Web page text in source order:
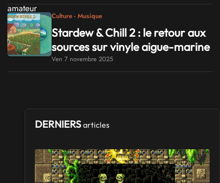
Culture - Musique
Stardew & Chill 2 : le retour aux
sources sur vinyle aigue-marine
Ven 7 novembre 2025
DERNIERS articles